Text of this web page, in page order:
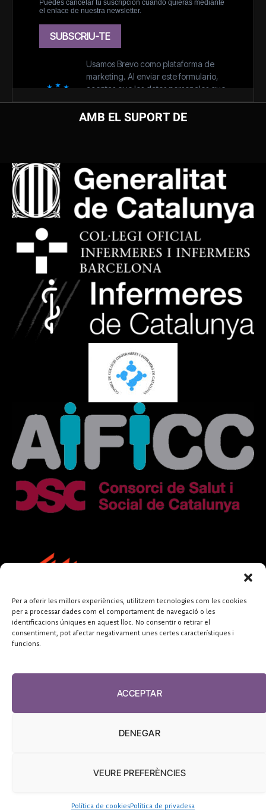
Per a oferir les millors experiències, utilitzem tecnologies com les cookies
per a processar dades com el comportament de navegació o les
identificacions úniques en aquest lloc. No consentir o retirar el
consentiment, pot afectar negativament unes certes característiques i
funcions.
ACCEPTAR
DENEGAR
VEURE PREFERÈNCIES
Política de cookiesPolítica de privadesa
AMB EL SUPORT DE
FUNDACIÓ